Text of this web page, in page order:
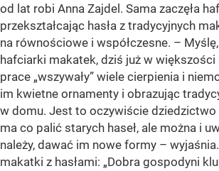
od lat robi Anna Zajdel. Sama zaczęła
przekształcając hasła z tradycyjnych
na równościowe i współczesne. –
hafciarki makatek, dziś już w większości
prace „wszywały” wiele cierpienia i
im kwietne ornamenty i obrazując
w domu. Jest to oczywiście dziedzictwo
ma co palić starych haseł, ale można i
należy, dawać im nowe formy –
makatki z hasłami: „Dobra gospodyni